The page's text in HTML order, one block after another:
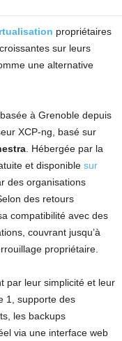
propriétaires
sur leurs
une alternative
à Grenoble depuis
XCP-ng, basé sur
. Hébergée par la
et disponible sur
des organisations
des retours
compatibilité avec des
couvrant jusqu’à
propriétaire.
par leur simplicité et leur
1, supporte des
les backups
via une interface web